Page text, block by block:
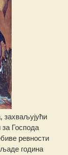
захваљујући
за Господа
ревности
година